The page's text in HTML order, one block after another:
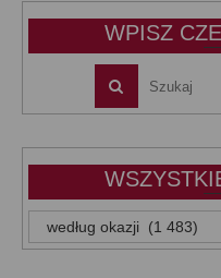
WPISZ
WSZYSTKIE
KATEGORIE: